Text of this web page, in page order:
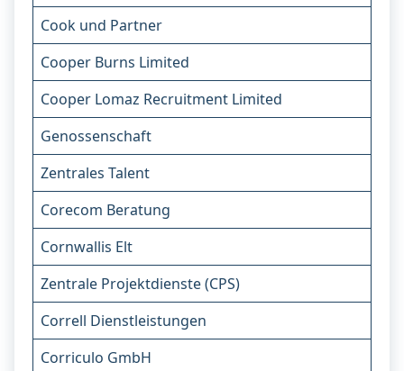
Cook und Partner
Cooper Burns Limited
Cooper Lomaz Recruitment Limited
Genossenschaft
Zentrales Talent
Corecom Beratung
Cornwallis Elt
Zentrale Projektdienste (CPS)
Correll Dienstleistungen
Corriculo GmbH